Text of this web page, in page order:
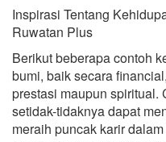
Inspirasi Tentang
Ruwatan Plus
Berikut beberapa contoh
bumi, baik secara
prestasi maupun spiritual.
setidak-tidaknya dapat
meraih puncak karir